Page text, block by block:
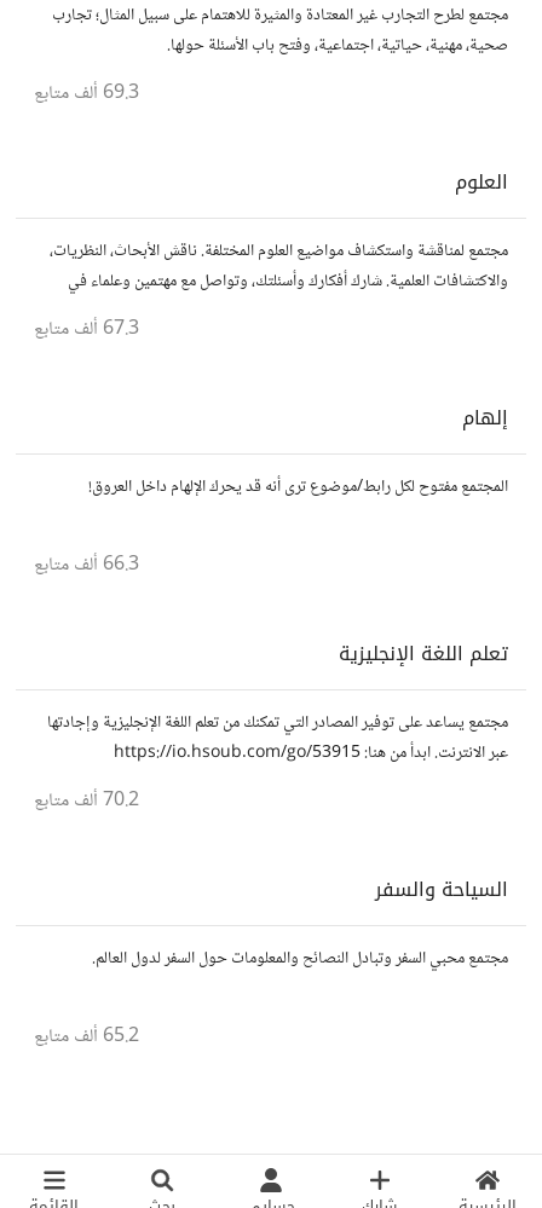
مجتمع لطرح التجارب غير المعتادة والمثيرة للاهتمام على سبيل المثال؛ تجارب
صحية، مهنية، حياتية، اجتماعية، وفتح باب الأسئلة حولها.
69.3 ألف متابع
العلوم
مجتمع لمناقشة واستكشاف مواضيع العلوم المختلفة. ناقش الأبحاث، النظريات،
والاكتشافات العلمية. شارك أفكارك وأسئلتك، وتواصل مع مهتمين وعلماء في
67.3 ألف متابع
إلهام
المجتمع مفتوح لكل رابط/موضوع ترى أنه قد يحرك الإلهام داخل العروق!
66.3 ألف متابع
تعلم اللغة الإنجليزية
مجتمع يساعد على توفير المصادر التي تمكنك من تعلم اللغة الإنجليزية وإجادتها
عبر الانترنت. ابدأ من هنا: https://io.hsoub.com/go/53915
70.2 ألف متابع
السياحة والسفر
مجتمع محبي السفر وتبادل النصائح والمعلومات حول السفر لدول العالم.
65.2 ألف متابع